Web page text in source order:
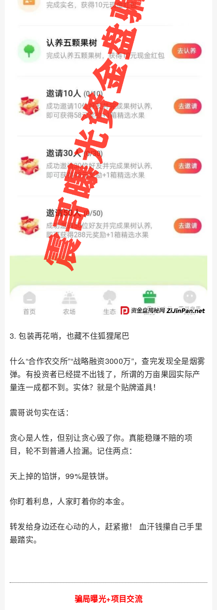
3. 包装再花哨，也藏不住狐狸尾巴
什么“合作农交所”“战略融资3000万”，查完发现全是烟雾
弹。有投资者已经提不出钱了，所谓的万亩果园实际产
量连一成都不到。实体？就是个贴牌道具！
震哥说句实在话：
贪心是人性，但别让贪心毁了你。真能稳赚不赔的项
目，轮不到普通人捡漏。记住两点：
天上掉的馅饼，99%是铁饼。
你盯着利息，人家盯着你的本金。
转发给身边还在心动的人，赶紧撤！ 血汗钱攥自己手里
最踏实。
骗局曝光+项目交流